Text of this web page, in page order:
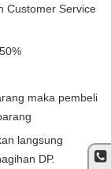
Customer Service
maka pembeli
langsung
DP.